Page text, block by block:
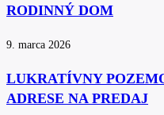
RODINNÝ DOM
9. marca 2026
LUKRATÍVNY
ADRESE NA PREDAJ